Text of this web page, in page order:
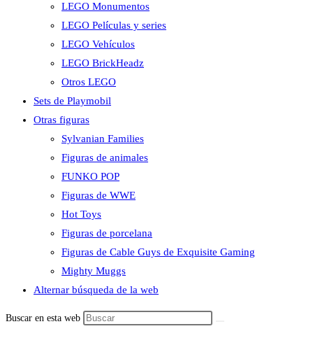
LEGO Monumentos
LEGO Películas y series
LEGO Vehículos
LEGO BrickHeadz
Otros LEGO
Sets de Playmobil
Otras figuras
Sylvanian Families
Figuras de animales
FUNKO POP
Figuras de WWE
Hot Toys
Figuras de porcelana
Figuras de Cable Guys de Exquisite Gaming
Mighty Muggs
Alternar búsqueda de la web
Buscar en esta web